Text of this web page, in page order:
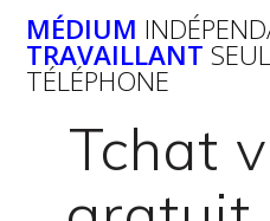
MÉDIUM
TRAVAILLANT SEUL
TÉLÉPHONE
Tchat